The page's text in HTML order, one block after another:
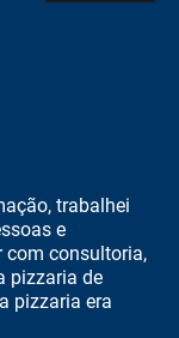
trabalhei
e
com consultoria,
pizzaria de
pizzaria era